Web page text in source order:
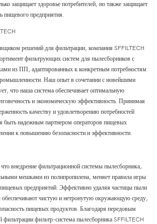
защищает здоровье потребителей, но также защищает
пищевого предприятия.
решений для фильтрации, компания SFFILTECH
фильтрующих систем для пылесборников с
из ПП, адаптированных к конкретным потребностям
Наш опыт в сочетании с новейшими
что наша система обеспечивает оптимальную
и экономическую эффективность. Принимая
качеству и удовлетворению потребностей
быть надежным партнером операторов пищевых
к повышению безопасности и эффективности.
внедрение фильтрационной системы пылесборника,
мешками из полипропилена, меняет правила игры
пищевых предприятий. Эффективно удаляя частицы пыли
обеспечивают чистую и нетронутую окружающую среду,
пищевых продуктов. Благодаря передовым
фильтрации фильтр-система пылесборника SFFILTECH